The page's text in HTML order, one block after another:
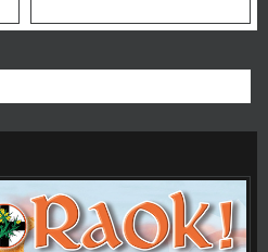
Transformation et de